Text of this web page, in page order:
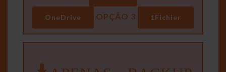
OneDrive OPÇÃO 3 1Fichier